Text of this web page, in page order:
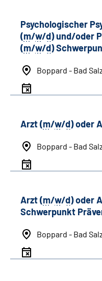
Psychologischer
(m/w/d) und/oder
(m/w/d)
Boppard - Bad
Arzt (m/w/d) oder
Boppard - Bad
Arzt (m/w/d) oder
Schwerpunkt
Boppard - Bad